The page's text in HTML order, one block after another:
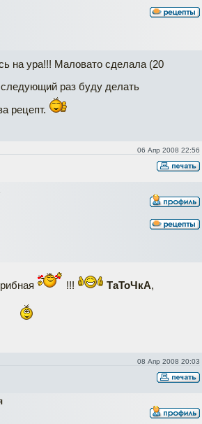
на ура!!! Маловато сделала (20
раз буду делать
рецепт.
06 Апр 2008 22:56
!!! ТаТоЧкА,
08 Апр 2008 20:03